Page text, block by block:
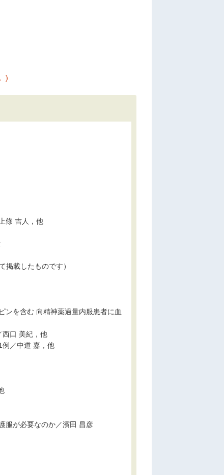
)
條 吉人，他
掲載したものです）
ンを含む 向精神薬過量内服患者に血
西口 美紀，他
例／中道 嘉，他
服が必要なのか／濱田 昌彦